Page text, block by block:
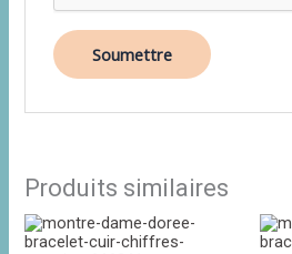
Produits similaires